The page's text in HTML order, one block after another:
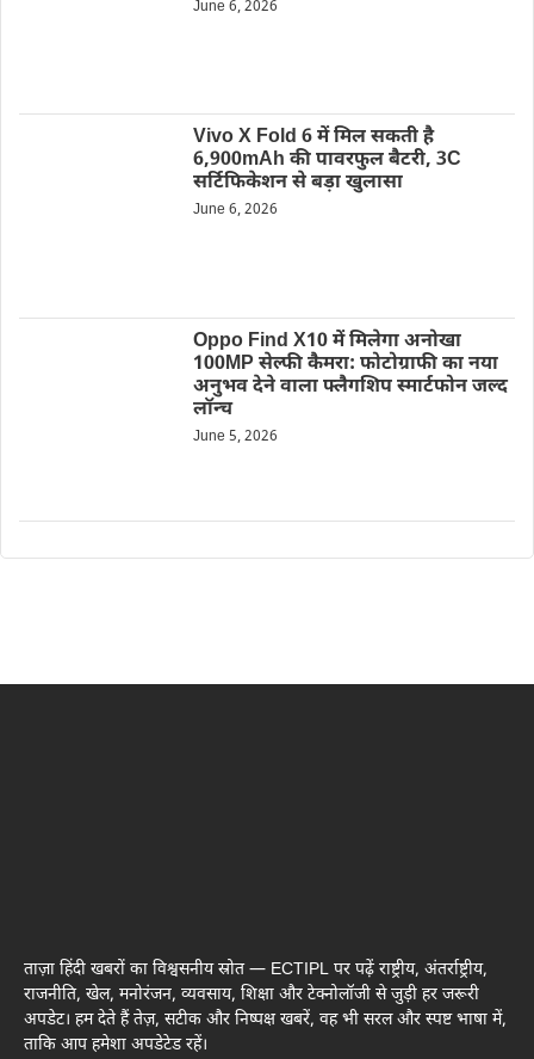
June 6, 2026
Vivo X Fold 6 में मिल सकती है
6,900mAh की पावरफुल बैटरी, 3C
सर्टिफिकेशन से बड़ा खुलासा
June 6, 2026
Oppo Find X10 में मिलेगा अनोखा
100MP सेल्फी कैमरा: फोटोग्राफी का नया
अनुभव देने वाला फ्लैगशिप स्मार्टफोन जल्द
लॉन्च
June 5, 2026
ताज़ा हिंदी खबरों का विश्वसनीय स्रोत — ECTIPL पर पढ़ें राष्ट्रीय, अंतर्राष्ट्रीय,
राजनीति, खेल, मनोरंजन, व्यवसाय, शिक्षा और टेक्नोलॉजी से जुड़ी हर जरूरी
अपडेट। हम देते हैं तेज़, सटीक और निष्पक्ष खबरें, वह भी सरल और स्पष्ट भाषा में,
ताकि आप हमेशा अपडेटेड रहें।